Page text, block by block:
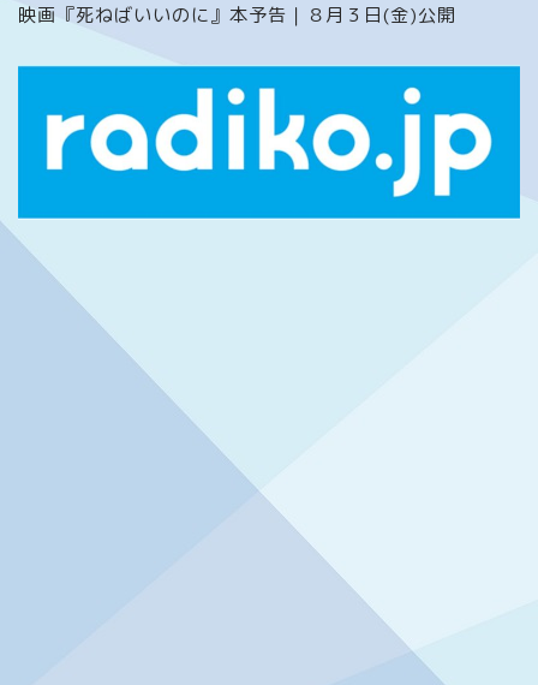
映画『死ねばいいのに』本予告｜８月３日(金)公開